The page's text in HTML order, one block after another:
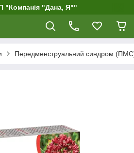
"Компанія "Дана, Я""
Передменструальний синдром